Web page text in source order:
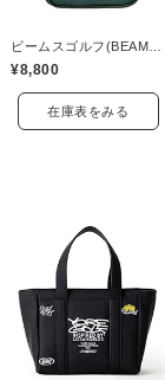
¥8,800
在庫表をみる